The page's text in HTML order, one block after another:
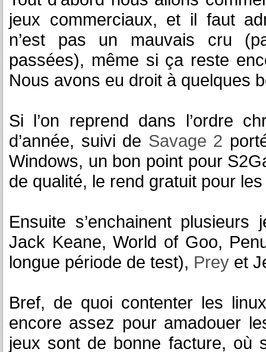
jeux commerciaux, et il faut
n’est pas un mauvais cru
passées), même si ça reste
Nous avons eu droit à quelques
Si l’on reprend dans l’ordre
d’année, suivi de Savage 2
Windows, un bon point pour
de qualité, le rend gratuit pour
Ensuite s’enchainent
Jack Keane, World of Goo,
longue période de test), Prey et
Bref, de quoi contenter les
encore assez pour amadouer
jeux sont de bonne facture, où